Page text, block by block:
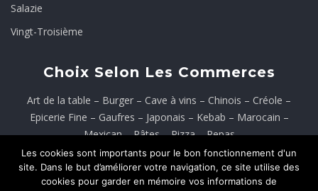
Salazie
Vingt-Troisième
Choix Selon Les Commerces
Art de la table – Burger – Cave à vins – Chinois – Créole –
Epicerie Fine – Gaufres – Japonais – Kebab – Marocain –
Mexican–Pâtes–Pizza–Repas
Rôtisserie–Sandwichs–Tacos – Tenders–Wings–Wrap
Les cookies sont importants pour le bon fonctionnement d'un
site. Dans le but d’améliorer votre navigation, ce site utilise des
cookies pour garder en mémoire vos informations de